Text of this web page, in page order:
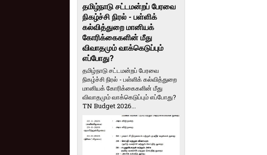
தமிழ்நாடு சட்டமன்றப் பேரவை
நிகழ்ச்சி நிரல் - பள்ளிக்
கல்வித்துறை மானியக்
கோரிக்கைகளின் மீது
விவாதமும் வாக்கெடுப்பும்
எப்போது?
தமிழ்நாடு சட்டமன்றப் பேரவை
நிகழ்ச்சி நிரல் - பள்ளிக் கல்வித்துறை
மானியக் கோரிக்கைகளின் மீது
விவாதமும் வாக்கெடுப்பும் எப்போது?
TN Budget 2026...